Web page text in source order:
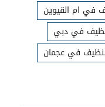
في ام القيوين
في دبي
في عجمان